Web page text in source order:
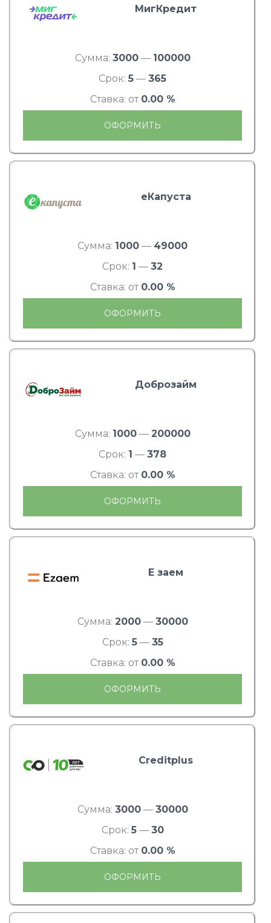
МигКредит
Сумма: 3000— 100000
Срок: 5 — 365
Ставка: от 0.00 %
ОФОРМИТЬ
еКапуста
Сумма: 1000 — 49000
Срок: 1 — 32
Ставка: от 0.00 %
ОФОРМИТЬ
Доброзайм
Сумма: 1000— 200000
Срок: 1 — 378
Ставка: от 0.00 %
ОФОРМИТЬ
Е заем
Сумма: 2000— 30000
Срок: 5— 35
Ставка: от 0.00 %
ОФОРМИТЬ
Creditplus
Сумма: 3000— 30000
Срок: 5— 30
Ставка: от 0.00 %
ОФОРМИТЬ